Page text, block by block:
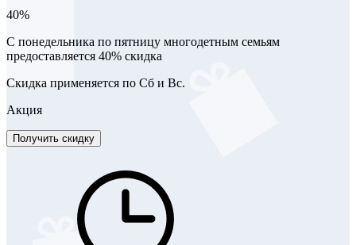
40%
С понедельника по пятницу многодетным семьям
предоставляется 40% скидка
Скидка применяется по Сб и Вс.
Акция
Получить скидку